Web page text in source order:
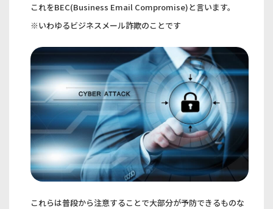
これをBEC(Business Email Compromise)と言います。
※いわゆるビジネスメール詐欺のことです
これらは普段から注意することで大部分が予防できるものな